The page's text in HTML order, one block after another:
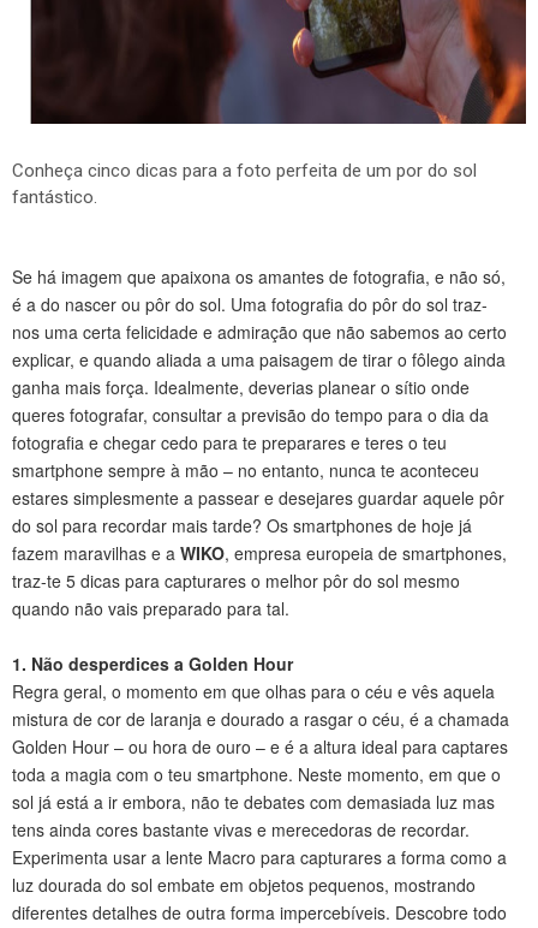
Conheça cinco dicas para a foto perfeita de um por do sol
fantástico.
Se há imagem que apaixona os amantes de fotografia, e não só,
é a do nascer ou pôr do sol. Uma fotografia do pôr do sol traz-
nos uma certa felicidade e admiração que não sabemos ao certo
explicar, e quando aliada a uma paisagem de tirar o fôlego ainda
ganha mais força. Idealmente, deverias planear o sítio onde
queres fotografar, consultar a previsão do tempo para o dia da
fotografia e chegar cedo para te preparares e teres o teu
smartphone sempre à mão – no entanto, nunca te aconteceu
estares simplesmente a passear e desejares guardar aquele pôr
do sol para recordar mais tarde? Os smartphones de hoje já
fazem maravilhas e a WIKO, empresa europeia de smartphones,
traz-te 5 dicas para capturares o melhor pôr do sol mesmo
quando não vais preparado para tal.
1. Não desperdices a Golden Hour
Regra geral, o momento em que olhas para o céu e vês aquela
mistura de cor de laranja e dourado a rasgar o céu, é a chamada
Golden Hour – ou hora de ouro – e é a altura ideal para captares
toda a magia com o teu smartphone. Neste momento, em que o
sol já está a ir embora, não te debates com demasiada luz mas
tens ainda cores bastante vivas e merecedoras de recordar.
Experimenta usar a lente Macro para capturares a forma como a
luz dourada do sol embate em objetos pequenos, mostrando
diferentes detalhes de outra forma impercebíveis. Descobre todo